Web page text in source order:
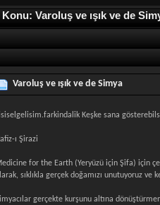
Konu: Varoluş ve ışık ve de
Varoluş ve ışık ve de Simya
Keşke sana
ı Şirazi
for the Earth (Yeryüzü için Şifa) için
sıklıkla gerçek doğamızı unutuyoruz
gerçekte kurşunu altına